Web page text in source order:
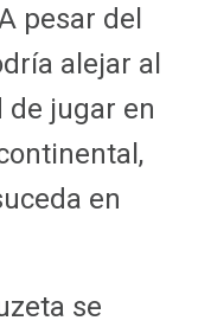
pesar del
alejar al
jugar en
en
se